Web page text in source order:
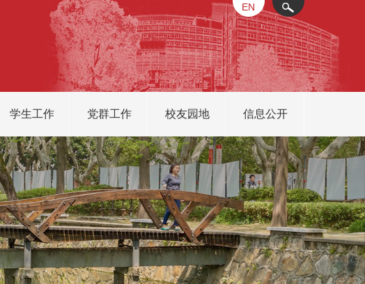
X
EN
学生工作 党群工作 校友园地 信息公开